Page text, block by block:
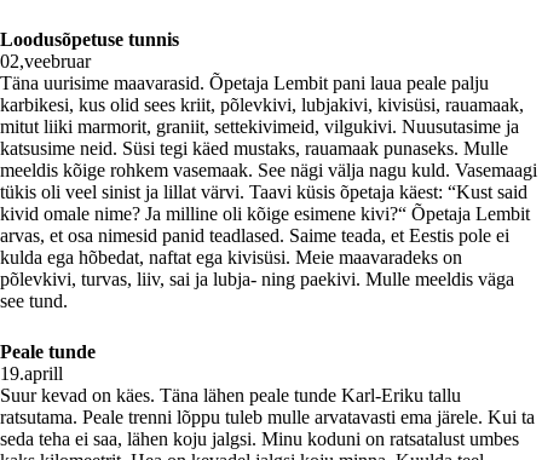
Loodusõpetuse tunnis
02,veebruar
Täna uurisime maavarasid. Õpetaja Lembit pani laua peale palju
karbikesi, kus olid sees kriit, põlevkivi, lubjakivi, kivisüsi, rauamaak,
mitut liiki marmorit, graniit, settekivimeid, vilgukivi. Nuusutasime ja
katsusime neid. Süsi tegi käed mustaks, rauamaak punaseks. Mulle
meeldis kõige rohkem vasemaak. See nägi välja nagu kuld. Vasemaagi
tükis oli veel sinist ja lillat värvi. Taavi küsis õpetaja käest: “Kust said
kivid omale nime? Ja milline oli kõige esimene kivi?“ Õpetaja Lembit
arvas, et osa nimesid panid teadlased. Saime teada, et Eestis pole ei
kulda ega hõbedat, naftat ega kivisüsi. Meie maavaradeks on
põlevkivi, turvas, liiv, sai ja lubja- ning paekivi. Mulle meeldis väga
see tund.
Peale tunde
19.aprill
Suur kevad on käes. Täna lähen peale tunde Karl-Eriku tallu
ratsutama. Peale trenni lõppu tuleb mulle arvatavasti ema järele. Kui ta
seda teha ei saa, lähen koju jalgsi. Minu koduni on ratsatalust umbes